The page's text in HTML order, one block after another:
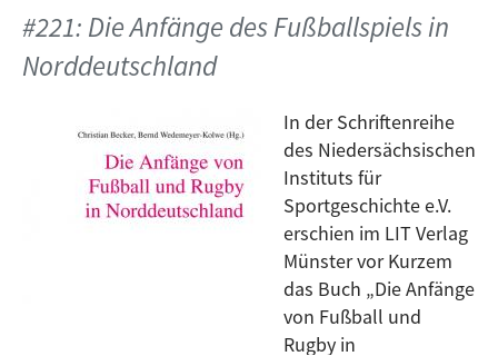
Wer waren unsere Überraschungen und
Enttäuschungen? Wer hat uns besonders beeindruckt
und wer war unser Spieler der Saison?
All das und viel mehr hört ihr in der aktuellen Ulmer
Freiheit auf der 102,6 MHz.
Hört doch gern mal rein, wenn ihr die Sendung
verpasst habt, dann auch gerne in derMediathek.
#221: Die Anfänge des Fußballspiels in
Norddeutschland
In der Schriftenreihe
des Niedersächsischen
Instituts für
Sportgeschichte e.V.
erschien im LIT Verlag
Münster vor Kurzem
das Buch „Die Anfänge
von Fußball und
Rugby in